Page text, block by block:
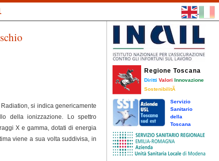
si indica genericamente
della ionizzazione. Lo spettro
X e gamma, dotati di energia
viene a sua volta suddivisa, in
Regione Toscana
Diritti Valori Innovazione
SostenibilitÃ
Servizio
Sanitario
della
Toscana